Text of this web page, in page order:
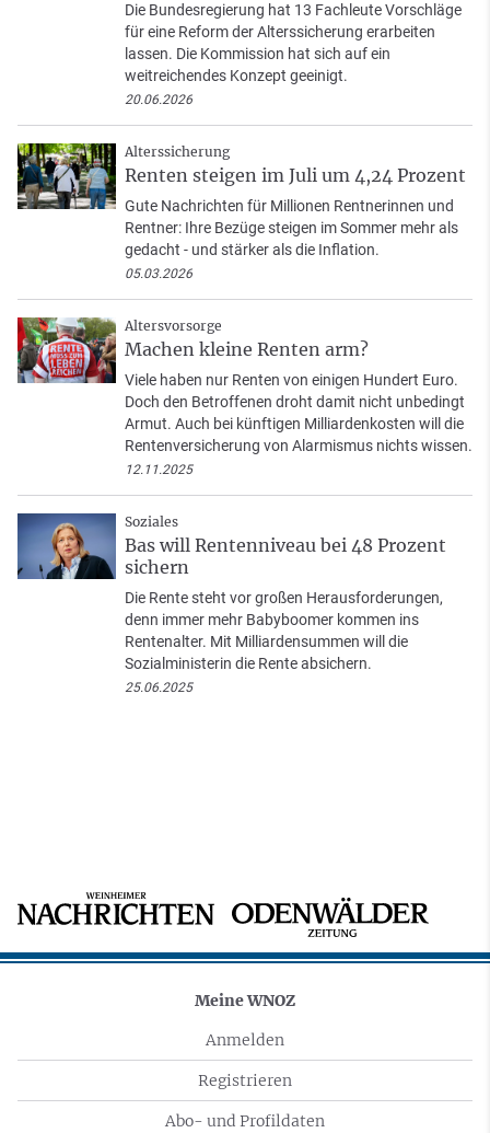
Die Bundesregierung hat 13 Fachleute Vorschläge
für eine Reform der Alterssicherung erarbeiten
lassen. Die Kommission hat sich auf ein
weitreichendes Konzept geeinigt.
20.06.2026
Alterssicherung
Renten steigen im Juli um 4,24 Prozent
Gute Nachrichten für Millionen Rentnerinnen und
Rentner: Ihre Bezüge steigen im Sommer mehr als
gedacht - und stärker als die Inflation.
05.03.2026
Altersvorsorge
Machen kleine Renten arm?
Viele haben nur Renten von einigen Hundert Euro.
Doch den Betroffenen droht damit nicht unbedingt
Armut. Auch bei künftigen Milliardenkosten will die
Rentenversicherung von Alarmismus nichts wissen.
12.11.2025
Soziales
Bas will Rentenniveau bei 48 Prozent
sichern
Die Rente steht vor großen Herausforderungen,
denn immer mehr Babyboomer kommen ins
Rentenalter. Mit Milliardensummen will die
Sozialministerin die Rente absichern.
25.06.2025
Meine WNOZ
Anmelden
Registrieren
Abo- und Profildaten